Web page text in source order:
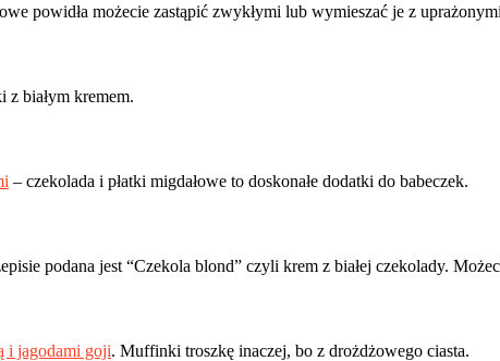
powidła możecie zastąpić zwykłymi lub wymieszać je z
z białym kremem.
– czekolada i płatki migdałowe to doskonałe dodatki do babeczek.
podana jest “Czekola blond” czyli krem z białej czekolady.
i jagodami goji. Muffinki troszkę inaczej, bo z drożdżowego ciasta.